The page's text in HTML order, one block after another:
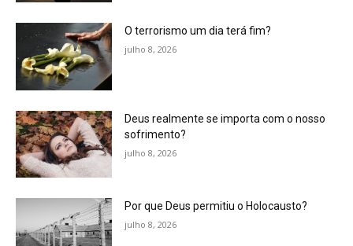
O terrorismo um dia terá fim?
julho 8, 2026
Deus realmente se importa com o nosso
sofrimento?
julho 8, 2026
Por que Deus permitiu o Holocausto?
julho 8, 2026